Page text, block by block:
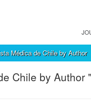
Médica de Chile by Author
Chile by